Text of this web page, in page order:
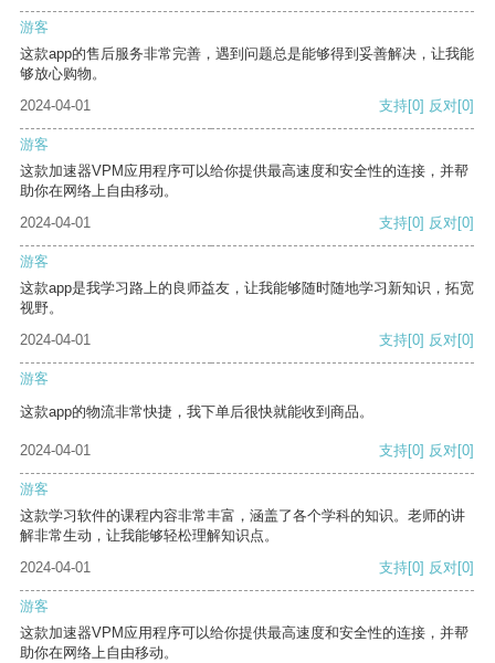
游客
这款app的售后服务非常完善，遇到问题总是能够得到妥善解决，让我能
够放心购物。
2024-04-01
支持[0] 反对[0]
游客
这款加速器VPM应用程序可以给你提供最高速度和安全性的连接，并帮
助你在网络上自由移动。
2024-04-01
支持[0] 反对[0]
游客
这款app是我学习路上的良师益友，让我能够随时随地学习新知识，拓宽
视野。
2024-04-01
支持[0] 反对[0]
游客
这款app的物流非常快捷，我下单后很快就能收到商品。
2024-04-01 支持[0] 反对[0]
游客
这款学习软件的课程内容非常丰富，涵盖了各个学科的知识。老师的讲
解非常生动，让我能够轻松理解知识点。
2024-04-01
支持[0] 反对[0]
游客
这款加速器VPM应用程序可以给你提供最高速度和安全性的连接，并帮
助你在网络上自由移动。